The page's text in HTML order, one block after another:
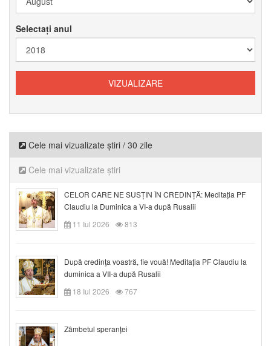
Selectați anul
Cele mai vizualizate știri / 30 zile
Cele mai vizualizate știri
CELOR CARE NE SUSȚIN ÎN CREDINȚĂ: Meditația PF
Claudiu la Duminica a VI-a după Rusalii
11 Iul 2026
813
După credinţa voastră, fie vouă! Meditația PF Claudiu la
duminica a VII-a după Rusalii
18 Iul 2026
767
Zâmbetul speranței